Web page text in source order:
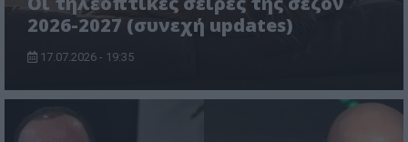
2026-2027 (συνεχή updates)
17.07.2026 - 19:35